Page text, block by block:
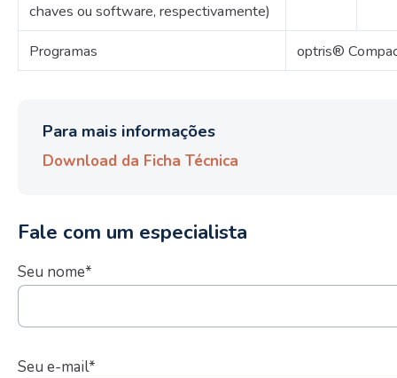
chaves ou software, respectivamente)
Programas optris®
Para mais informações
Download da Ficha Técnica
Fale com um especialista
Seu nome*
Seu e-mail*